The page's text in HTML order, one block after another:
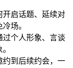
开启话题、延续对
场。
过个人形象、言谈
约到后续约会，一